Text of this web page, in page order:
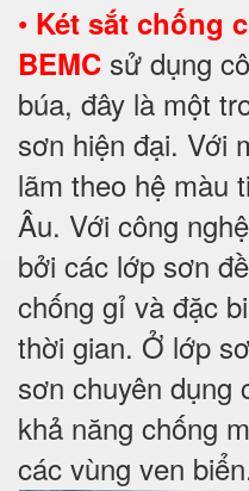
• Két sắt chống
BEMC sử dụng
búa, đây là một
sơn hiện đại. Với
lãm theo hệ màu
Âu. Với công
bởi các lớp sơn
chống gỉ và đặc
thời gian. Ở lớp
sơn chuyên dụng
khả năng chống
các vùng ven